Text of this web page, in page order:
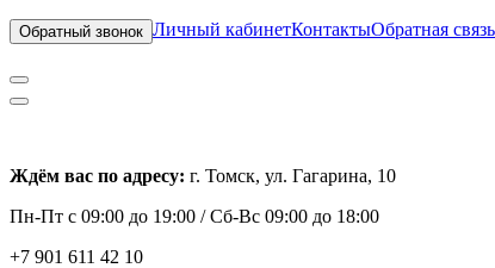
Обратный звонок Личный кабинетКонтактыОбратная связь
Ждём вас по адресу: г. Томск, ул. Гагарина, 10
Пн-Пт с 09:00 до 19:00 /Сб-Вс 09:00 до 18:00
+7 901 611 42 10